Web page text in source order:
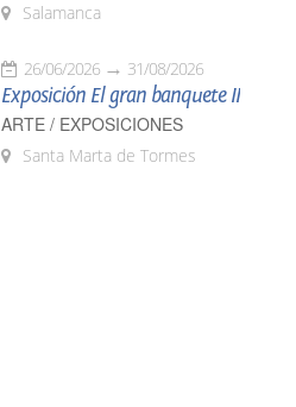
Salamanca
26/06/2026 31/08/2026
Exposición El gran banquete II
ARTE / EXPOSICIONES
Santa Marta de Tormes